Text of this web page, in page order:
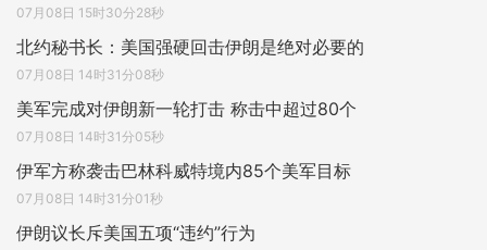
07月08日 15时30分28秒
北约秘书长：美国强硬回击伊朗是绝对必要的
07月08日 14时31分08秒
美军完成对伊朗新一轮打击 称击中超过80个
07月08日 14时31分05秒
伊军方称袭击巴林科威特境内85个美军目标
07月08日 14时31分01秒
伊朗议长斥美国五项“违约”行为